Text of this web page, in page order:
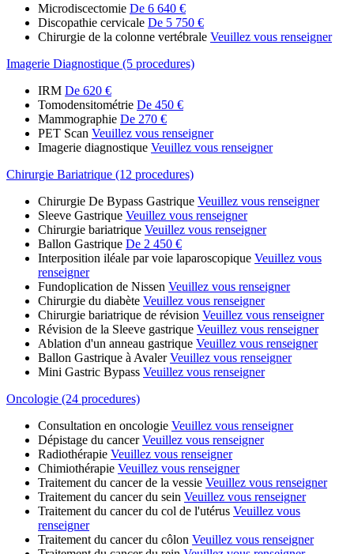
Microdiscectomie De 6 640 €
Discopathie cervicale De 5 750 €
Chirurgie de la colonne vertébrale Veuillez vous renseigner
Imagerie Diagnostique (5 procedures)
IRM De 620 €
Tomodensitométrie De 450 €
Mammographie De 270 €
PET Scan Veuillez vous renseigner
Imagerie diagnostique Veuillez vous renseigner
Chirurgie Bariatrique (12 procedures)
Chirurgie De Bypass Gastrique Veuillez vous renseigner
Sleeve Gastrique Veuillez vous renseigner
Chirurgie bariatrique Veuillez vous renseigner
Ballon Gastrique De 2 450 €
Interposition iléale par voie laparoscopique Veuillez vous
renseigner
Fundoplication de Nissen Veuillez vous renseigner
Chirurgie du diabète Veuillez vous renseigner
Chirurgie bariatrique de révision Veuillez vous renseigner
Révision de la Sleeve gastrique Veuillez vous renseigner
Ablation d'un anneau gastrique Veuillez vous renseigner
Ballon Gastrique à Avaler Veuillez vous renseigner
Mini Gastric Bypass Veuillez vous renseigner
Oncologie (24 procedures)
Consultation en oncologie Veuillez vous renseigner
Dépistage du cancer Veuillez vous renseigner
Radiothérapie Veuillez vous renseigner
Chimiothérapie Veuillez vous renseigner
Traitement du cancer de la vessie Veuillez vous renseigner
Traitement du cancer du sein Veuillez vous renseigner
Traitement du cancer du col de l'utérus Veuillez vous
renseigner
Traitement du cancer du côlon Veuillez vous renseigner